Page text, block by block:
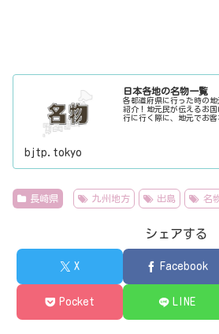
日本各地の名物一覧
各都道府県に行った時の
紹介！地元民が伝えるお
行に行く際に、地元でお
bjtp.tokyo
長崎県 九州地方 出島 名
シェアする
X Facebook
Pocket LINE